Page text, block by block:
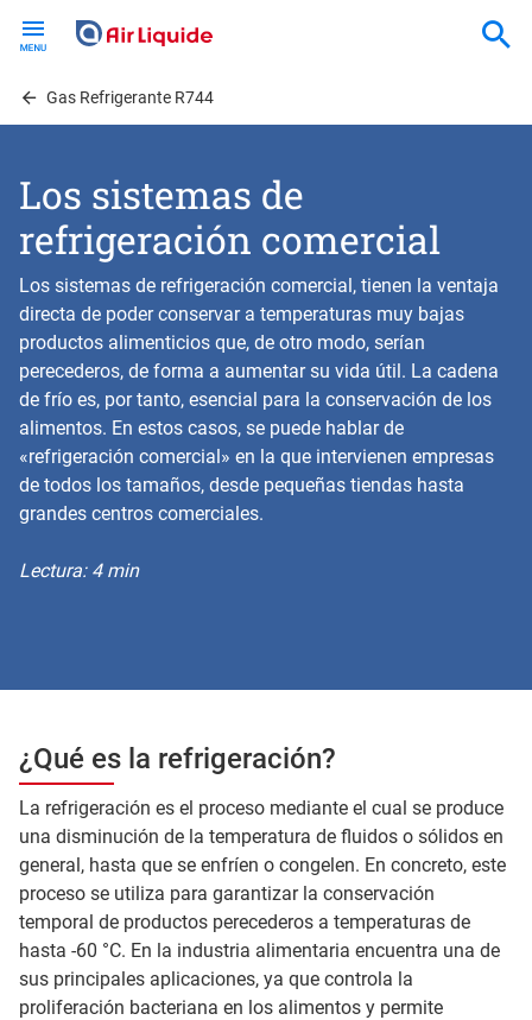
contentGas Refrigerante R744
Los sistemas de
refrigeración comercial
Los sistemas de refrigeración comercial, tienen la ventaja
directa de poder conservar a temperaturas muy bajas
productos alimenticios que, de otro modo, serían
perecederos, de forma a aumentar su vida útil. La cadena
de frío es, por tanto, esencial para la conservación de los
alimentos. En estos casos, se puede hablar de
«refrigeración comercial» en la que intervienen empresas
de todos los tamaños, desde pequeñas tiendas hasta
grandes centros comerciales.
Lectura: 4 min
¿Qué es la refrigeración?
La refrigeración es el proceso mediante el cual se produce
una disminución de la temperatura de fluidos o sólidos en
general, hasta que se enfríen o congelen. En concreto, este
proceso se utiliza para garantizar la conservación
temporal de productos perecederos a temperaturas de
hasta -60 °C. En la industria alimentaria encuentra una de
sus principales aplicaciones, ya que controla la
proliferación bacteriana en los alimentos y permite